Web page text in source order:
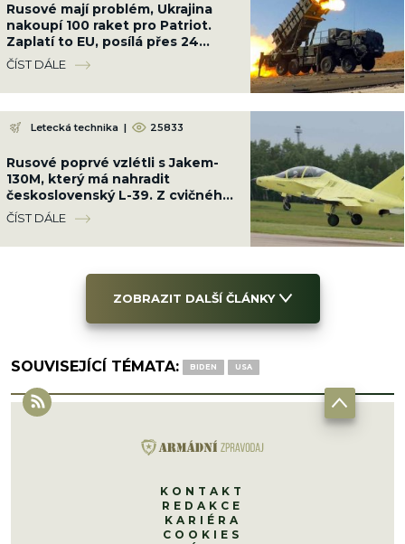
Rusové mají problém, Ukrajina
nakoupí 100 raket pro Patriot.
Zaplatí to EU, posílá přes 24
miliard Kč
ČÍST DÁLE
Letecká technika | 25833
Rusové poprvé vzlétli s Jakem-
130M, který má nahradit
československý L-39. Z cvičného
letounu dělají bojový
ČÍST DÁLE
ZOBRAZIT DALŠÍ ČLÁNKY
SOUVISEJÍCÍ TÉMATA: BIDEN USA
KONTAKT
REDAKCE
KARIÉRA
COOKIES